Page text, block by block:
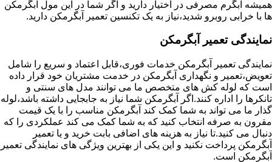
همیشه آبگرم مصرفی در اختیار دارید و اگر شما در این مول آبگرمکن
ها با خرابی روبرو شدید،نیاز به یک تکنسین تعمیر آبگرمکن دارید.
نمایندگی تعمیر آبگرمکن
نمایندگی تعمیر آبگرمکن خدمات فوری،قابل اعتماد و سریع را شامل
تعویض،تعمیر و نگهداری آبگرمکن در خدمت مشتریان خود قرار داده
است که لوله کش های متخصص ما می توانند مدل های سنتی و
تانکرها را اداره کنند.اگر آبگرمکن شما نیاز به جابجایی داشته باشد،لوله
گذار ما می تواند به شما کمک کند آبگرمکن مناسب را با یک قیمت
مقرون به صرفه انتخاب کنید که به شما کمک می کند عملکردی را که
دنبال می کنید.تا نیاز به هزینه های اضافی بابت خرید و یا تعمیر
آبگرمکن پرداخت نکنید و این یکی از بهترین ویژگی های نمایندگی تعمیر
آبگرمکن است.